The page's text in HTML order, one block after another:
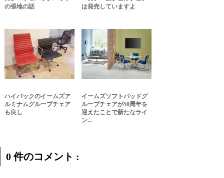
の張地の話
は発売していますよ
ハイバックのイームズア
ルミナムグループチェア
も良し
イームズソフトパッドグ
ループチェアが50周年を
迎えたことで新たなライ
ン...
0 件のコメント :